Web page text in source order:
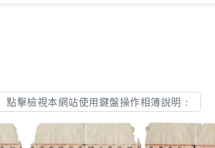
點擊檢視本網站使用鍵盤操作相簿說明：